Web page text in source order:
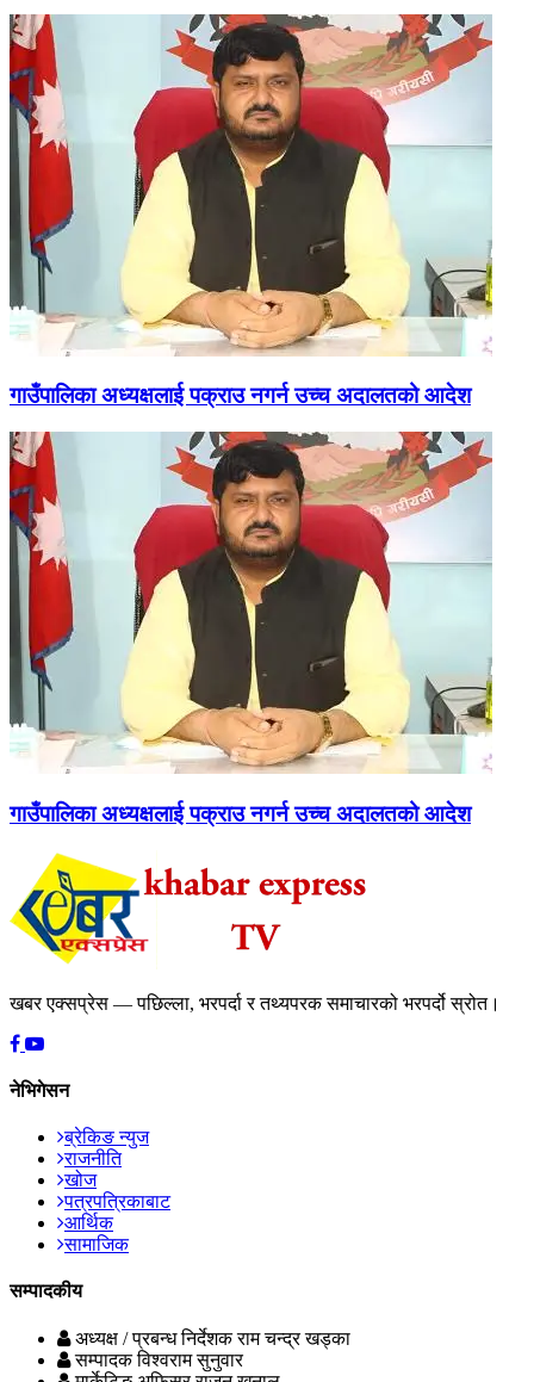
गाउँपालिका अध्यक्षलाई पक्राउ नगर्न उच्च अदालतको आदेश
गाउँपालिका अध्यक्षलाई पक्राउ नगर्न उच्च अदालतको आदेश
खबर एक्सप्रेस — पछिल्ला, भरपर्दा र तथ्यपरक समाचारको भरपर्दो स्रोत।
नेभिगेसन
ब्रेकिङ न्युज
राजनीति
खोज
पत्रपत्रिकाबाट
आर्थिक
सामाजिक
सम्पादकीय
अध्यक्ष / प्रबन्ध निर्देशक राम चन्द्र खड्का
सम्पादक विश्वराम सुनुवार